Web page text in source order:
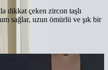
dikkat çeken zircon taşlı
sağlar, uzun ömürlü ve şık bir